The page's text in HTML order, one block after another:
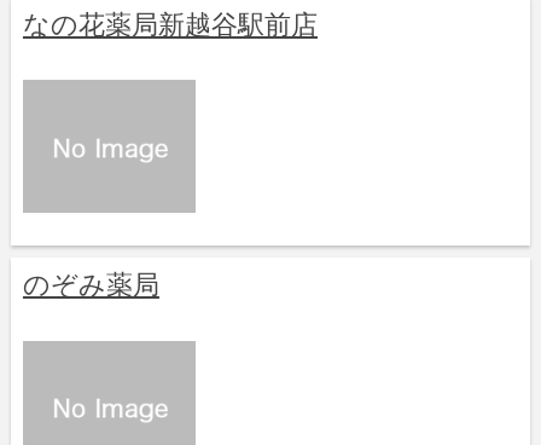
なの花薬局新越谷駅前店
のぞみ薬局